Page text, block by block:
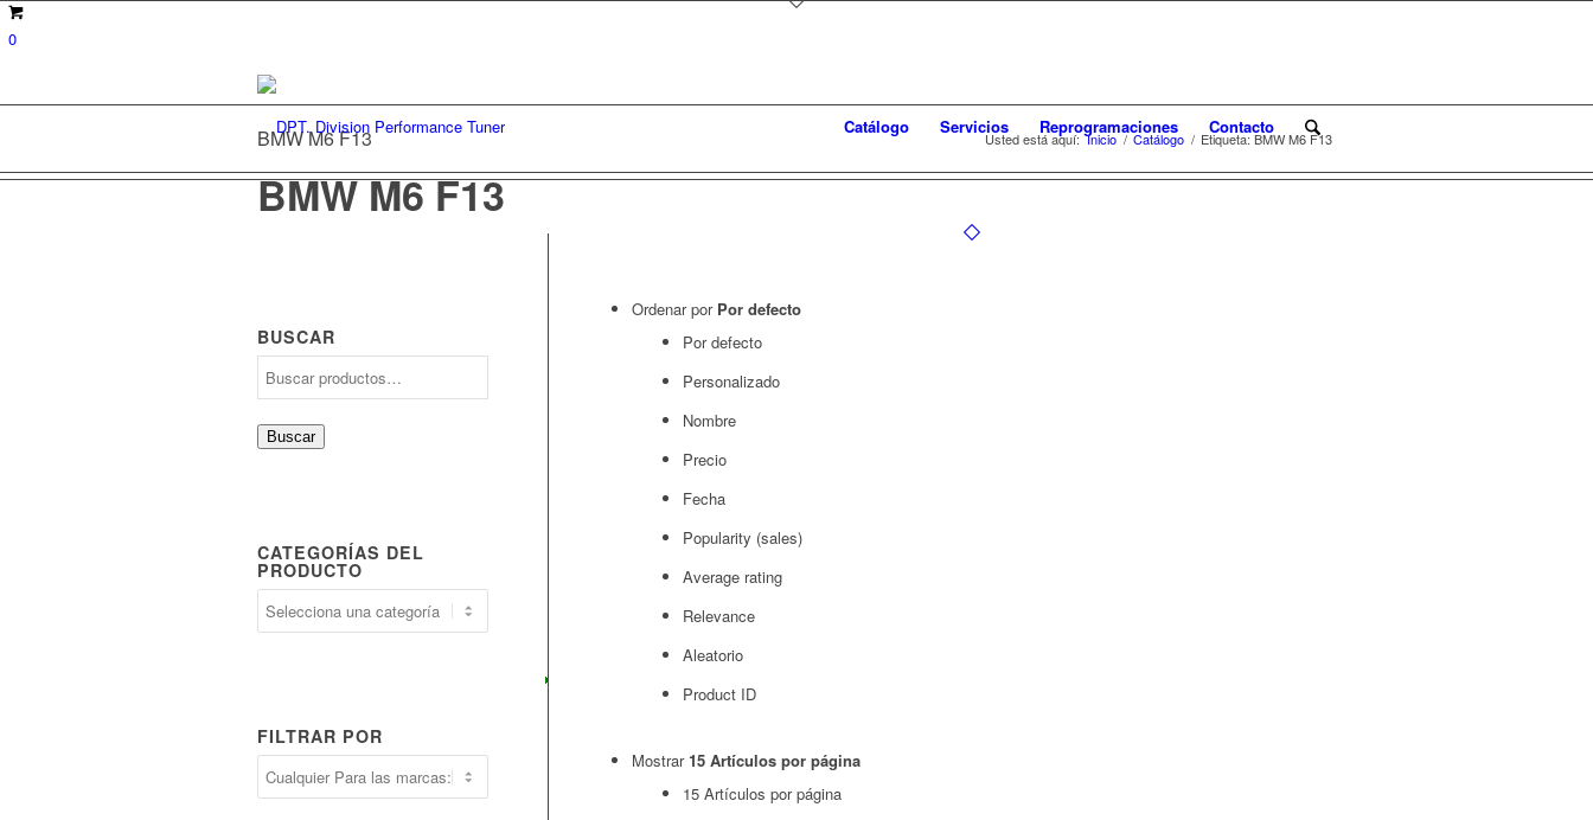
0
Catálogo Servicios Reprogramaciones Contacto
BMW M6 F13 Usted está aquí: Inicio / Catálogo / Etiqueta: BMW M6 F13
BMW M6 F13
Ordenar por Por defecto
Por defecto
Personalizado
Nombre
Precio
Fecha
Popularity (sales)
Average rating
Relevance
Aleatorio
Product ID
Mostrar 15 Artículos por página
15 Artículos por página
BUSCAR
Buscar
CATEGORÍAS DEL
PRODUCTO
FILTRAR POR